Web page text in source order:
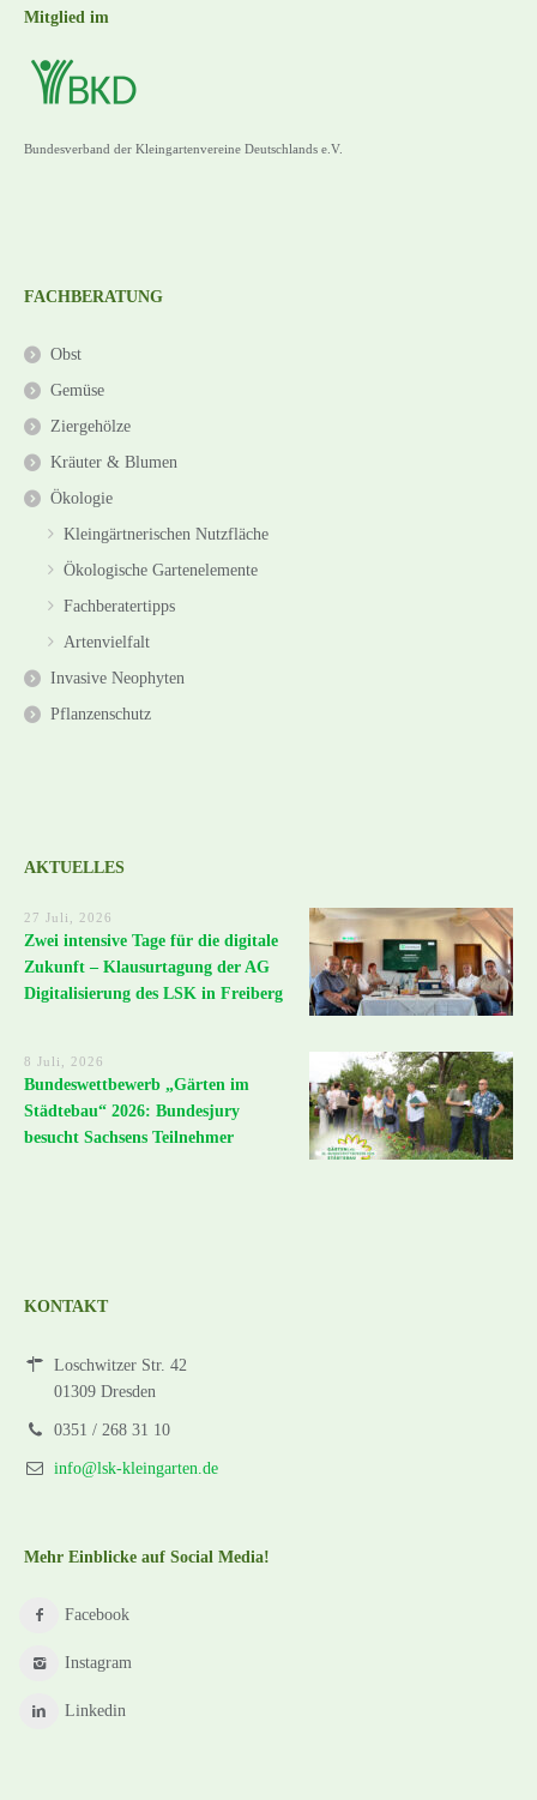
Mitglied im
Bundesverband der Kleingartenvereine Deutschlands e.V.
FACHBERATUNG
Obst
Gemüse
Ziergehölze
Kräuter & Blumen
Ökologie
Kleingärtnerischen Nutzfläche
Ökologische Gartenelemente
Fachberatertipps
Artenvielfalt
Invasive Neophyten
Pflanzenschutz
AKTUELLES
27 Juli, 2026
Zwei intensive Tage für die digitale
Zukunft – Klausurtagung der AG
Digitalisierung des LSK in Freiberg
8 Juli, 2026
Bundeswettbewerb „Gärten im
Städtebau“ 2026: Bundesjury
besucht Sachsens Teilnehmer
KONTAKT
Loschwitzer Str. 42
01309 Dresden
0351 / 268 31 10
info@lsk-kleingarten.de
Mehr Einblicke auf Social Media!
Facebook
Instagram
Linkedin